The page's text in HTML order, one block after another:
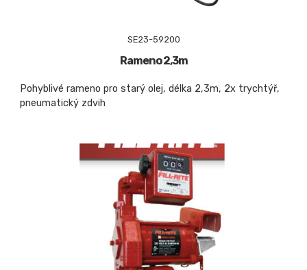
SE23-59200
Rameno 2,3m
Pohyblivé rameno pro starý olej, délka 2,3m, 2x trychtýř,
pneumatický zdvih